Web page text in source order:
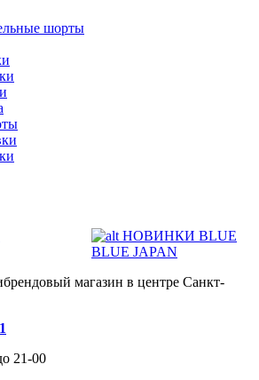
шорты
НОВИНКИ BLUE
BLUE JAPAN
магазин в центре Санкт-
21-00